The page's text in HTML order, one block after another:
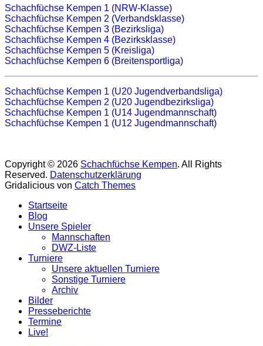
Schachfüchse Kempen 1 (NRW-Klasse)
Schachfüchse Kempen 2 (Verbandsklasse)
Schachfüchse Kempen 3 (Bezirksliga)
Schachfüchse Kempen 4 (Bezirksklasse)
Schachfüchse Kempen 5 (Kreisliga)
Schachfüchse Kempen 6 (Breitensportliga)
Schachfüchse Kempen 1 (U20 Jugendverbandsliga)
Schachfüchse Kempen 2 (U20 Jugendbezirksliga)
Schachfüchse Kempen 1 (U14 Jugendmannschaft)
Schachfüchse Kempen 1 (U12 Jugendmannschaft)
Copyright © 2026 Schachfüchse Kempen. All Rights
Reserved. Datenschutzerklärung
Gridalicious von Catch Themes
oben
scrollen
Startseite
Blog
Unsere Spieler
Mannschaften
DWZ-Liste
Turniere
Unsere aktuellen Turniere
Sonstige Turniere
Archiv
Bilder
Presseberichte
Termine
Live!